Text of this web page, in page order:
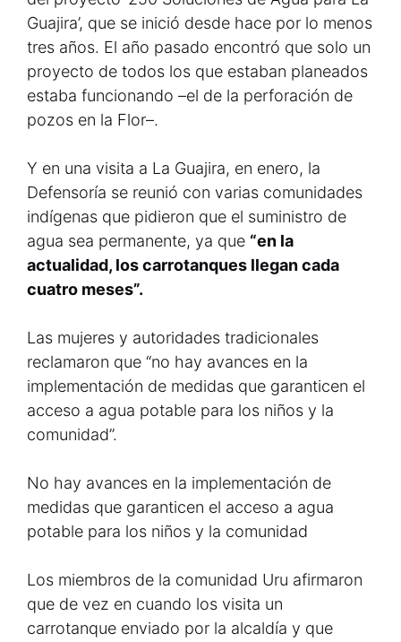
Guajira’, que se inició desde hace por lo menos
tres años. El año pasado encontró que solo un
proyecto de todos los que estaban planeados
estaba funcionando –el de la perforación de
pozos en la Flor–.
Y en una visita a La Guajira, en enero, la
Defensoría se reunió con varias comunidades
indígenas que pidieron que el suministro de
agua sea permanente, ya que “en la
actualidad, los carrotanques llegan cada
cuatro meses”.
Las mujeres y autoridades tradicionales
reclamaron que “no hay avances en la
implementación de medidas que garanticen el
acceso a agua potable para los niños y la
comunidad”.
No hay avances en la implementación de
medidas que garanticen el acceso a agua
potable para los niños y la comunidad
Los miembros de la comunidad Uru afirmaron
que de vez en cuando los visita un
carrotanque enviado por la alcaldía y que